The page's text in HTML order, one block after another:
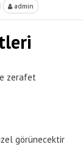
admin
zerafet
görünecektir